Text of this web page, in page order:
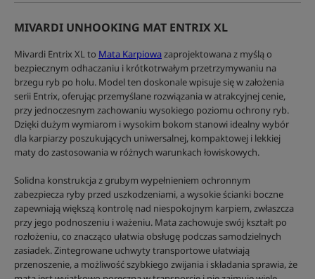
MIVARDI UNHOOKING MAT ENTRIX XL
Mivardi Entrix XL to Mata Karpiowazaprojektowana z myślą o
bezpiecznym odhaczaniu i krótkotrwałym przetrzymywaniu na
brzegu ryb po holu. Model ten doskonale wpisuje się w założenia
serii Entrix, oferując przemyślane rozwiązania w atrakcyjnej cenie,
przy jednoczesnym zachowaniu wysokiego poziomu ochrony ryb.
Dzięki dużym wymiarom i wysokim bokom stanowi idealny wybór
dla karpiarzy poszukujących uniwersalnej, kompaktowej i lekkiej
maty do zastosowania w różnych warunkach łowiskowych.
Solidna konstrukcja z grubym wypełnieniem ochronnym
zabezpiecza ryby przed uszkodzeniami, a wysokie ścianki boczne
zapewniają większą kontrolę nad niespokojnym karpiem, zwłaszcza
przy jego podnoszeniu i ważeniu. Mata zachowuje swój kształt po
rozłożeniu, co znacząco ułatwia obsługę podczas samodzielnych
zasiadek. Zintegrowane uchwyty transportowe ułatwiają
przenoszenie, a możliwość szybkiego zwijania i składania sprawia, że